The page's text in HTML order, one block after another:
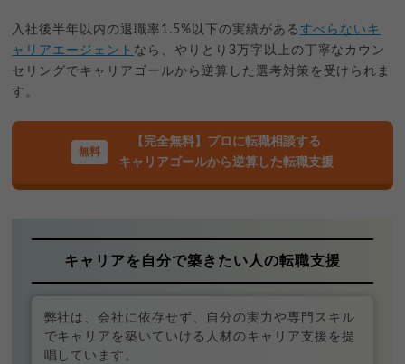
入社後半年以内の退職率1.5%以下の実績がある すべらないキ
ャリアエージェント なら、やりとり3万字以上の丁寧なカウン
セリングでキャリアゴールから逆算した選考対策を受けられま
す。
【完全無料】プロに転職相談する
キャリアゴールから逆算した転職支援
キャリアを自分で築きたい人の転職支援
弊社は、会社に依存せず、自分の実力や専門スキル
でキャリアを築いていける人材のキャリア支援を提
唱しています。